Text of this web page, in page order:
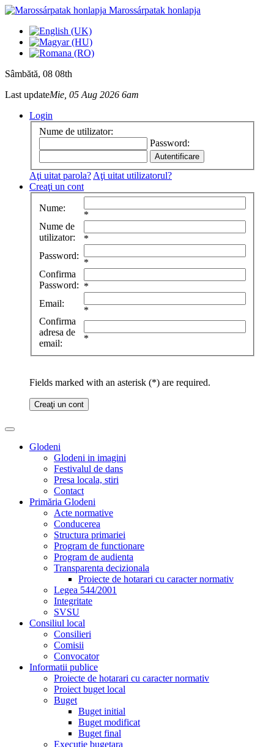
Marossárpatak honlapja
Sâmbătă, 08 08th
Last updateMie, 05 Aug 2026 6am
Login
Nume de utilizator:
Password:
Aţi uitat parola? Aţi uitat utilizatorul?
Creaţi un cont
Nume:
*
Nume de
utilizator:
*
Password:
*
Confirma
Password: *
Email:
*
Confirma
adresa de
email:
*
Fields marked with an asterisk (*) are required.
Creaţi un cont
Glodeni
Glodeni in imagini
Festivalul de dans
Presa locala, stiri
Contact
Primăria Glodeni
Acte normative
Conducerea
Structura primariei
Program de functionare
Program de audienta
Transparenta decizionala
Proiecte de hotarari cu caracter normativ
Legea 544/2001
Integritate
SVSU
Consiliul local
Consilieri
Comisii
Convocator
Informatii publice
Proiecte de hotarari cu caracter normativ
Proiect buget local
Buget
Buget initial
Buget modificat
Buget final
Executie bugetara